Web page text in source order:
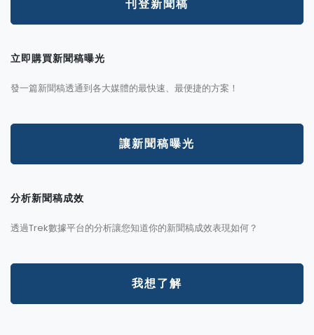
刊登新聞稿
立即購買新聞稿曝光
發一篇新聞稿透通到各大媒體的最快速、最便捷的方案！
讓新聞稿曝光
分析新聞稿成效
透過Trek數據平台的分析讓您知道你的新聞稿成效表現如何？
我想了解